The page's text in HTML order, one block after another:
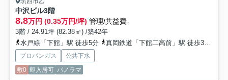
中沢ビル3階
8.8万円 (0.35万円/坪) 管理/共益費-
3階 / 24.91坪 (82.38㎡) /築42年
水戸線「下館」駅 徒歩5分
真岡鉄道「下館二高前」駅 徒歩31分
プロパンガス
公共下水
敷0 即入居可 パノラマ